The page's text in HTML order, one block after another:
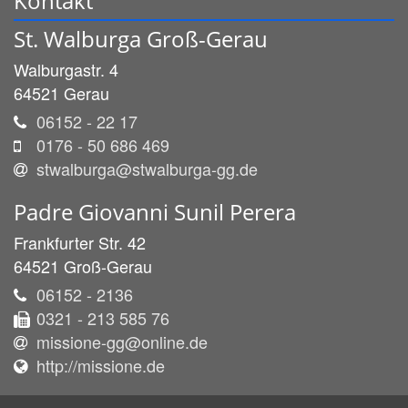
St. Walburga Groß-Gerau
Walburgastr. 4
64521 Gerau
06152 - 22 17
0176 - 50 686 469
stwalburga@stwalburga-gg.de
Padre Giovanni Sunil Perera
Frankfurter Str. 42
64521 Groß-Gerau
06152 - 2136
0321 - 213 585 76
missione-gg@online.de
http://missione.de